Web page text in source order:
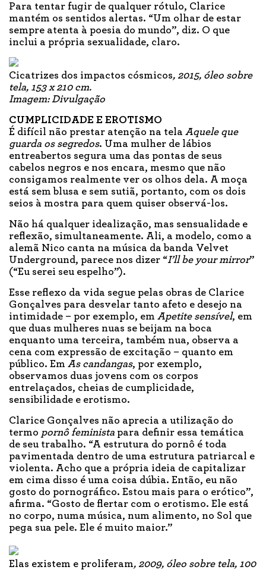
Para tentar fugir de qualquer rótulo, Clarice
mantém os sentidos alertas. “Um olhar de estar
sempre atenta à poesia do mundo”, diz. O que
inclui a própria sexualidade, claro.
Cicatrizes dos impactos cósmicos, 2015, óleo sobre
tela, 153 x 210 cm.
Imagem: Divulgação
CUMPLICIDADE E EROTISMO
É difícil não prestar atenção na tela Aquele que
guarda os segredos. Uma mulher de lábios
entreabertos segura uma das pontas de seus
cabelos negros e nos encara, mesmo que não
consigamos realmente ver os olhos dela. A moça
está sem blusa e sem sutiã, portanto, com os dois
seios à mostra para quem quiser observá-los.
Não há qualquer idealização, mas sensualidade e
reflexão, simultaneamente. Ali, a modelo, como a
alemã Nico canta na música da banda Velvet
Underground, parece nos dizer “I’ll be your mirror”
(“Eu serei seu espelho”).
Esse reflexo da vida segue pelas obras de Clarice
Gonçalves para desvelar tanto afeto e desejo na
intimidade – por exemplo, em Apetite sensível, em
que duas mulheres nuas se beijam na boca
enquanto uma terceira, também nua, observa a
cena com expressão de excitação – quanto em
público. Em As candangas, por exemplo,
observamos duas jovens com os corpos
entrelaçados, cheias de cumplicidade,
sensibilidade e erotismo.
Clarice Gonçalves não aprecia a utilização do
termo pornô feminista para definir essa temática
de seu trabalho. “A estrutura do pornô é toda
pavimentada dentro de uma estrutura patriarcal e
violenta. Acho que a própria ideia de capitalizar
em cima disso é uma coisa dúbia. Então, eu não
gosto do pornográfico. Estou mais para o erótico”,
afirma. “Gosto de flertar com o erotismo. Ele está
no corpo, numa música, num alimento, no Sol que
pega sua pele. Ele é muito maior.”
Elas existem e proliferam, 2009, óleo sobre tela, 100